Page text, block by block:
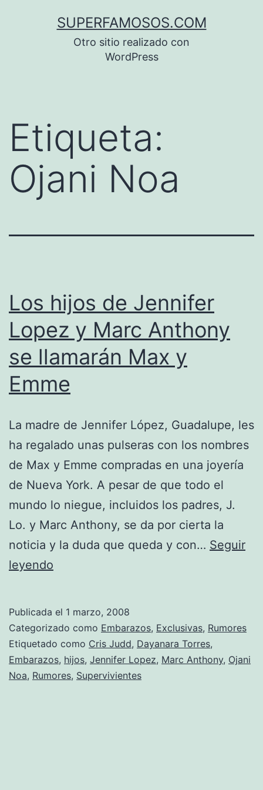
SUPERFAMOSOS.COM
Otro sitio realizado con
WordPress
Etiqueta:
Ojani Noa
Los hijos de Jennifer
Lopez y Marc Anthony
se llamarán Max y
Emme
La madre de Jennifer López, Guadalupe, les
ha regalado unas pulseras con los nombres
de Max y Emme compradas en una joyería
de Nueva York. A pesar de que todo el
mundo lo niegue, incluidos los padres, J.
Lo. y Marc Anthony, se da por cierta la
noticia y la duda que queda y con… Seguir
leyendo
Jennifer
Lopez
y
Marc
Publicada el 1 marzo, 2008
Categorizado como Embarazos, Exclusivas, Rumores
Etiquetado como Cris Judd, Dayanara Torres,
Embarazos, hijos, Jennifer Lopez, Marc Anthony, Ojani
Noa, Rumores, Supervivientes